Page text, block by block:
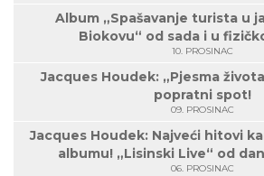
Album „Spašavanje turista u
Biokovu“ od sada i u
10. PROSINAC
Jacques Houdek: „Pjesma
popratni spot!
09. PROSINAC
Jacques Houdek: Najveći hitovi
albumu! „Lisinski Live“ od
06. PROSINAC